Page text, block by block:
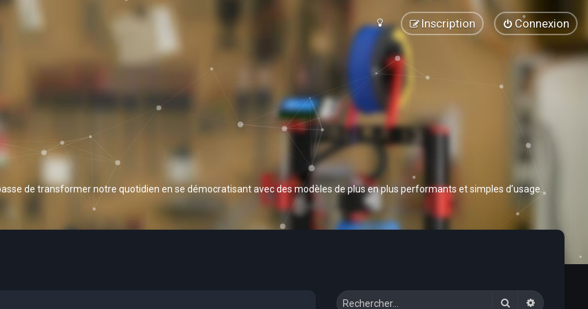
Connexion
Inscription
de transformer notre quotidien en se démocratisant avec des modèles de plus en plus performants et simples d’usage.
Rechercher